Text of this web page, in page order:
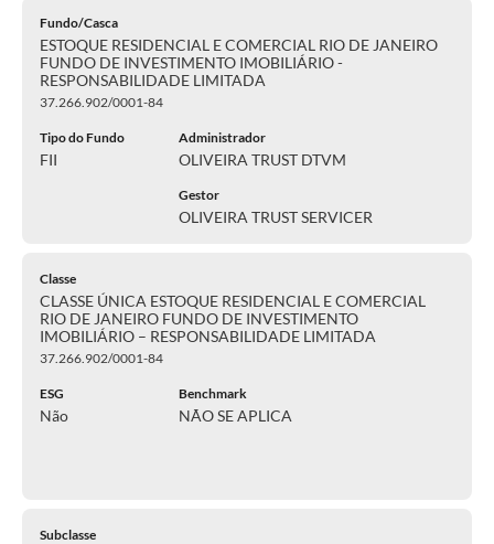
Fundo/Casca
ESTOQUE RESIDENCIAL E COMERCIAL RIO DE JANEIRO
FUNDO DE INVESTIMENTO IMOBILIÁRIO -
RESPONSABILIDADE LIMITADA
37.266.902/0001-84
Tipo do Fundo
FII
Administrador
OLIVEIRA TRUST DTVM
Gestor
OLIVEIRA TRUST SERVICER
Classe
CLASSE ÚNICA ESTOQUE RESIDENCIAL E COMERCIAL
RIO DE JANEIRO FUNDO DE INVESTIMENTO
IMOBILIÁRIO – RESPONSABILIDADE LIMITADA
37.266.902/0001-84
ESG
Não
Benchmark
NÃO SE APLICA
Subclasse